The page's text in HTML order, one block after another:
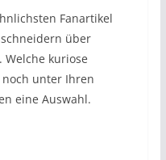
Fanartikel
über
Welche kuriose
noch unter Ihren
eine Auswahl.